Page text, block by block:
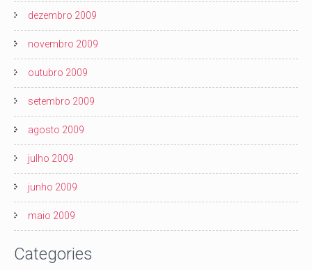
dezembro 2009
novembro 2009
outubro 2009
setembro 2009
agosto 2009
julho 2009
junho 2009
maio 2009
Categories